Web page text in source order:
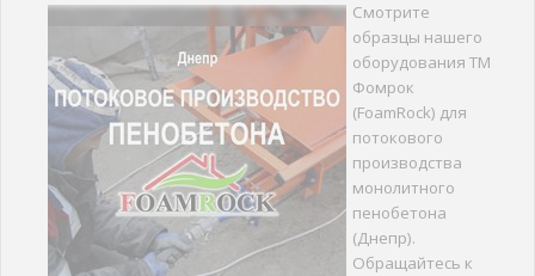
Смотрите
образцы нашего
оборудования ТМ
Фомрок
(FoamRock) для
потокового
производства
монолитного
пенобетона
(Днепр).
Обращайтесь к